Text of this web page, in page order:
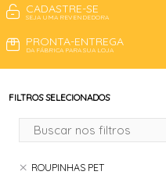
CADASTRE-SE
SEJA UMA REVENDEDORA
PRONTA-ENTREGA
DA FÁBRICA PARA SUA LOJA
FILTROS SELECIONADOS
ROUPINHAS PET